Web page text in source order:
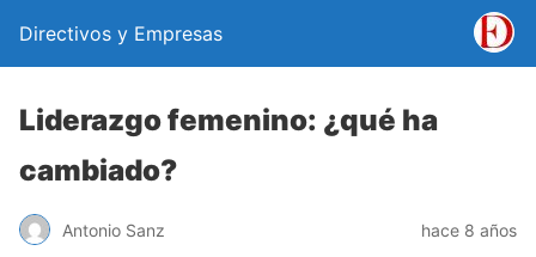
Directivos y Empresas
Liderazgo femenino: ¿qué ha
cambiado?
Antonio Sanz hace 8 años